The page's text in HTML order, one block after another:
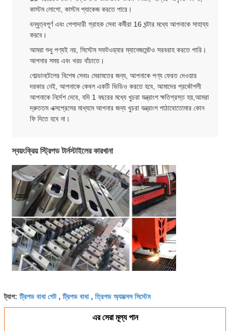
কাস্টম লোগো, কাস্টম প্যাকেজ করতে পারে।
বন্ধুত্বপূর্ণ এবং পেশাদারী গ্রাহক সেবা কর্মীরা 16 ঘন্টার মধ্যে আপনাকে সাহায্য
করবে।
আমরা শুধু পণ্যই নয়, সিস্টেম সফটওয়্যার ম্যানেজমেন্টও সরবরাহ করতে পারি।
আপনার সময় এবং খরচ বাঁচাতে।
গোল্ডানটেলের বিশেষ সেবাঃ মেরামতের জন্য, আপনাকে পণ্য ফেরত দেওয়ার
দরকার নেই, আপনাকে কেবল একটি ভিডিও করতে হবে, আমাদের প্রকৌশলী
আপনাকে নির্দেশ দেবে, যদি 1 বছরের মধ্যে খুচরা যন্ত্রাংশ ক্ষতিগ্রস্ত হয়,আমরা
দ্রুততম এক্সপ্রেসের মাধ্যমে আপনার জন্য খুচরা যন্ত্রাংশ পাঠাবোতোমার কোন
ফি দিতে হবে না।
স্বয়ংক্রিয় স্ট্রিপড টার্নস্টাইলের কারখানা
ট্যাগ: ট্রিপড বাধা গেট, ট্রিপড বাধা, ত্রিপড অ্যাক্সেস সিস্টেম
এর সেরা মূল্য পান